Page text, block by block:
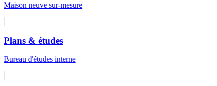
Maison neuve sur-mesure
Plans & études
Bureau d'études interne